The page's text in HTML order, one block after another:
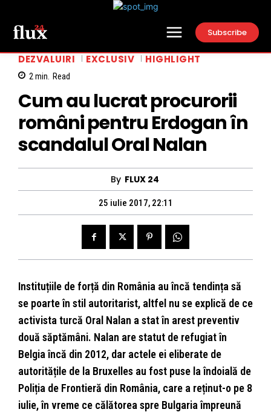
Subscribe
DEZVALUIRI EXCLUSIV HIGHLIGHT
2 min. Read
Cum au lucrat procurorii
români pentru Erdogan în
scandalul Oral Nalan
By FLUX 24
25 iulie 2017, 22:11
Instituțiile de forță din România au încă tendința să
se poarte în stil autoritarist, altfel nu se explică de ce
activista turcă Oral Nalan a stat în arest preventiv
două săptămâni. Nalan are statut de refugiat în
Belgia încă din 2012, dar actele ei eliberate de
autoritățile de la Bruxelles au fost puse la îndoială de
Poliția de Frontieră din România, care a reținut-o pe 8
iulie, în vreme ce călătorea spre Bulgaria împreună